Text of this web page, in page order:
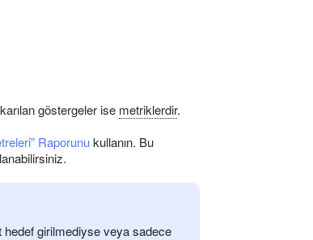
göstergeler ise metriklerdir.
Raporunukullanın. Bu
hedef girilmediyse veya sadece